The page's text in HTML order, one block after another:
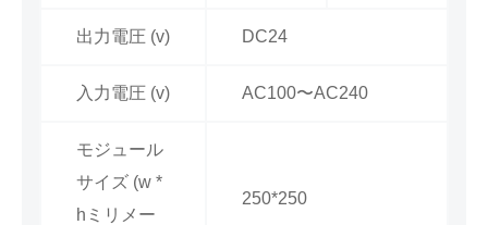
出力電圧 (v) DC24
入力電圧 (v) AC100〜AC240
モジュール
サイズ (w *
hミリメー
250*250